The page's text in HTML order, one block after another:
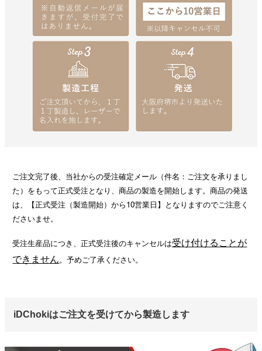
ご注文完了後、当社からの受注確定メール（件名：ご注文を承りまし
た）をもって正式受注となり、商品の製造を開始します。商品の発送
は、【正式受注（製造開始）から10営業日】となりますのでご注意く
ださいませ。
受注生産品につき、正式受注後のキャンセルは受け付けることが
できません。予めご了承ください。
iDChokiはご注文を受けてから製造します